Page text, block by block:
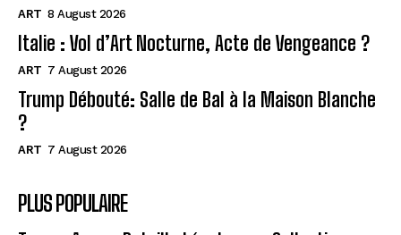
ART 8 August 2026
Italie : Vol d’Art Nocturne, Acte de Vengeance ?
ART 7 August 2026
Trump Débouté: Salle de Bal à la Maison Blanche
?
ART 7 August 2026
PLUS POPULAIRE